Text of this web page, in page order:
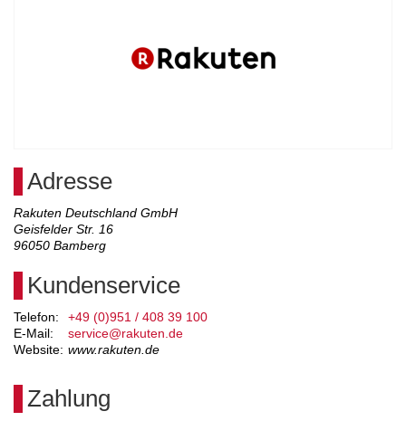
Adresse
Rakuten Deutschland GmbH
Geisfelder Str. 16
96050 Bamberg
Kundenservice
Telefon:
+49 (0)951 / 408 39 100
E-Mail:
service@rakuten.de
Website: www.rakuten.de
Zahlung